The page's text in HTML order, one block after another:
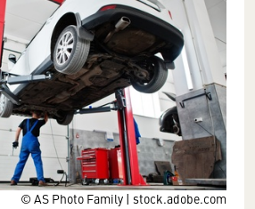
© AS Photo Family | stock.adobe.com